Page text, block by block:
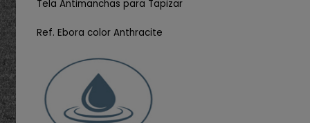
Tela Antimanchas para Tapizar
Ref. Ebora color Anthracite